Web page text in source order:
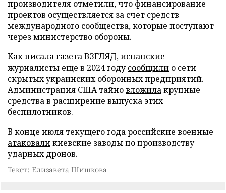
производителя отметили, что финансирование
проектов осуществляется за счет средств
международного сообщества, которые поступают
через министерство обороны.
Как писала газета ВЗГЛЯД, испанские
журналисты еще в 2024 годусообщили о сети
скрытых украинских оборонных предприятий.
Администрация США тайновложилакрупные
средства в расширение выпуска этих
беспилотников.
В конце июля текущего года российские военные
атаковаликиевские заводы по производству
ударных дронов.
Текст: Елизавета Шишкова